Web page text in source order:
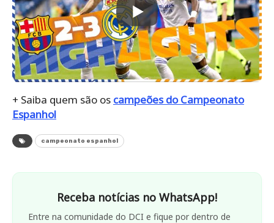
+ Saiba quem são os campeões do Campeonato
Espanhol
campeonato espanhol
Receba notícias no WhatsApp!
Entre na comunidade do DCI e fique por dentro de